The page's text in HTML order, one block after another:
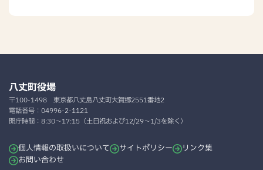
八丈町役場
〒100-1498 東京都八丈島八丈町大賀郷2551番地2
電話番号： 04996-2-1121
開庁時間： 8:30～17:15（土日祝および12/29～1/3を除く）
個人情報の取扱いについて サイトポリシー
リンク集
お問い合わせ